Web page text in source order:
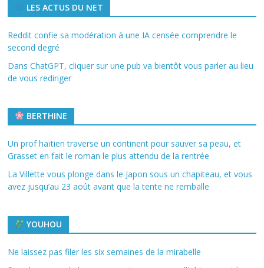
LES ACTUS DU NET
Reddit confie sa modération à une IA censée comprendre le
second degré
Dans ChatGPT, cliquer sur une pub va bientôt vous parler au lieu
de vous rediriger
BERTHINE
Un prof haïtien traverse un continent pour sauver sa peau, et
Grasset en fait le roman le plus attendu de la rentrée
La Villette vous plonge dans le Japon sous un chapiteau, et vous
avez jusqu’au 23 août avant que la tente ne remballe
YOUHOU
Ne laissez pas filer les six semaines de la mirabelle